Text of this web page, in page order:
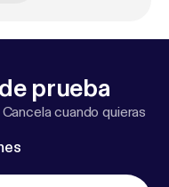
prueba
Cancela cuando quieras